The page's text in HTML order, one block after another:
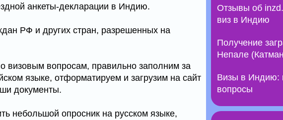
анкеты-декларации в Индию.
РФ и других стран, разрешенных на
визовым вопросам, правильно заполним за
языке, отформатируем и загрузим на сайт
документы.
небольшой опросник на русском языке,
Отзывы об
виз в Индию
Получение
Непале
Визы в Индию:
вопросы